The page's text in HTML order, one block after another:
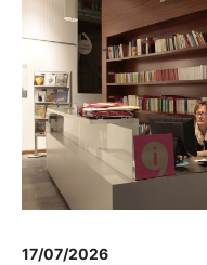
17/07/2026